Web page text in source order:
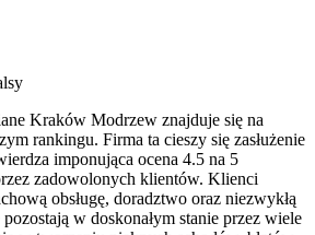
Kraków Modrzew znajduje się na
rankingu. Firma ta cieszy się zasłużenie
imponująca ocena 4.5 na 5
zadowolonych klientów. Klienci
obsługę, doradztwo oraz niezwykłą
w doskonałym stanie przez wiele